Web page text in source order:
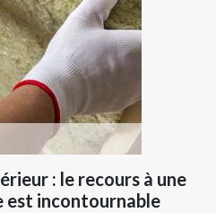
: le recours à une
est incontournable